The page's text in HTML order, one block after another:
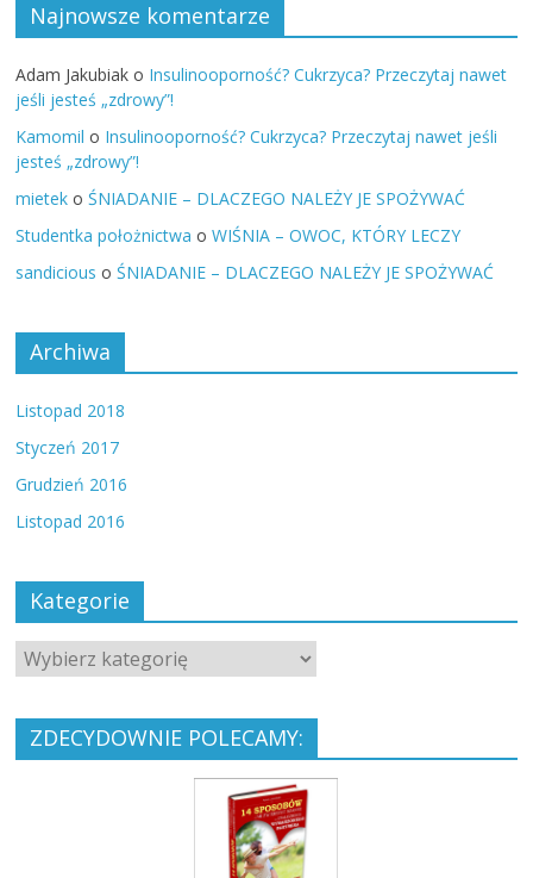
Najnowsze komentarze
Adam Jakubiak o Insulinooporność? Cukrzyca? Przeczytaj nawet
jeśli jesteś „zdrowy”!
Kamomil o Insulinooporność? Cukrzyca? Przeczytaj nawet jeśli
jesteś „zdrowy”!
mietek oŚNIADANIE – DLACZEGO NALEŻY JE SPOŻYWAĆ
Studentka położnictwa oWIŚNIA – OWOC, KTÓRY LECZY
sandicious oŚNIADANIE – DLACZEGO NALEŻY JE SPOŻYWAĆ
Archiwa
Listopad 2018
Styczeń 2017
Grudzień 2016
Listopad 2016
Kategorie
ZDECYDOWNIE POLECAMY: